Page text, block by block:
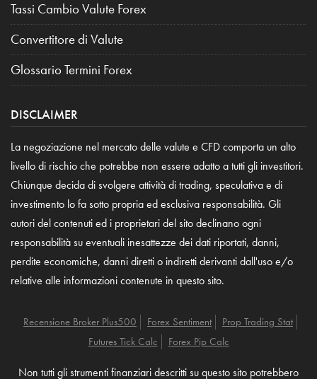
Tassi Cambio Valute Forex
Convertitore di Valute
Glossario Termini Forex
DISCLAIMER
La negoziazione nel mercato delle valute e CFD comporta un alto
livello di rischio che potrebbe non essere adatto a tutti gli investitori.
Chiunque decida di svolgere attività di trading, speculativa e di
investimento lo fa sotto propria ed esclusiva responsabilità. Gli
autori del contenuti ed i proprietari del sito declinano ogni
responsabilità su eventuali inesattezze dei dati riportati, danni,
perdite economiche, danni diretti o indiretti derivanti dall'uso e/o
relative alle informazioni contenute in questo sito.
Recensione Broker Plus500 Forex Sentiment
Prop Trading Stat
Futures Tick Calc
Forex Pip Calc
Non tutti gli strumenti finanziari descritti su questo sito potrebbero